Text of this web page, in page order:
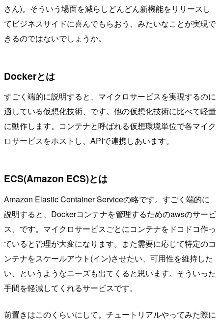
さん)。そういう場面を減らしどんどん新機能をリリースし
てビジネスサイドに喜んでもらおう、みたいなことが実現で
きるのではないでしょうか。
Dockerとは
すごく端的に説明すると、マイクロサービスを実現するのに
適している仮想化技術、です。他の仮想化技術に比べて軽量
に動作します。コンテナと呼ばれる仮想環境単位で各マイク
ロサービスをホストし、APIで連携しあいます。
ECS(Amazon ECS)とは
Amazon Elastic Container Serviceの略です。すごく端的に
説明すると、Dockerコンテナを管理するためのawsのサービ
ス、です。マイクロサービスごとにコンテナをドコドコ作っ
ていると管理が大変になります。また需要に応じて特定のコ
ンテナをスケールアウト(イン)させたい、可用性を維持した
い、というようなニーズも出てくると思います。そういった
手間を軽減してくれるサービスです。
前置きはこのくらいにして。チュートリアルやってみた際に